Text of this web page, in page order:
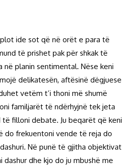
ide sot që në orët e para të
të prishet pak për shkak të
planin sentimental. Nëse keni
delikatesën, aftësinë dëgjuese
vetëm t’i thoni më shumë
familjarët të ndërhyjnë tek jeta
të filloni debate. Ju beqarët që keni
do frekuentoni vende të reja do
Në punë të gjitha objektivat
dashur dhe kjo do ju mbushë me